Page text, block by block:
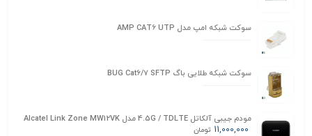
سوکت شبکه امپ مدل AMP CAT6 UTP
سوکت شبکه طلایی باگ BUG Cat6/7 SFTP
مودم جیبی آلکاتل 4.5G / TDLTE مدل Alcatel Link Zone MW12VK
11,000,000 تومان